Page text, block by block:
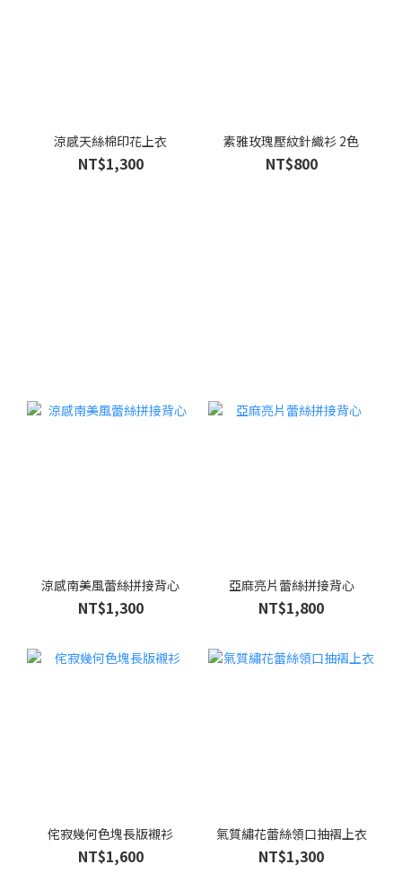
涼感天絲棉印花上衣
NT$1,300
素雅玫瑰壓紋針織衫 2色
NT$800
涼感南美風蕾絲拼接背心
NT$1,300
亞麻亮片蕾絲拼接背心
NT$1,800
侘寂幾何色塊長版襯衫
NT$1,600
氣質繡花蕾絲領口抽褶上衣
NT$1,300